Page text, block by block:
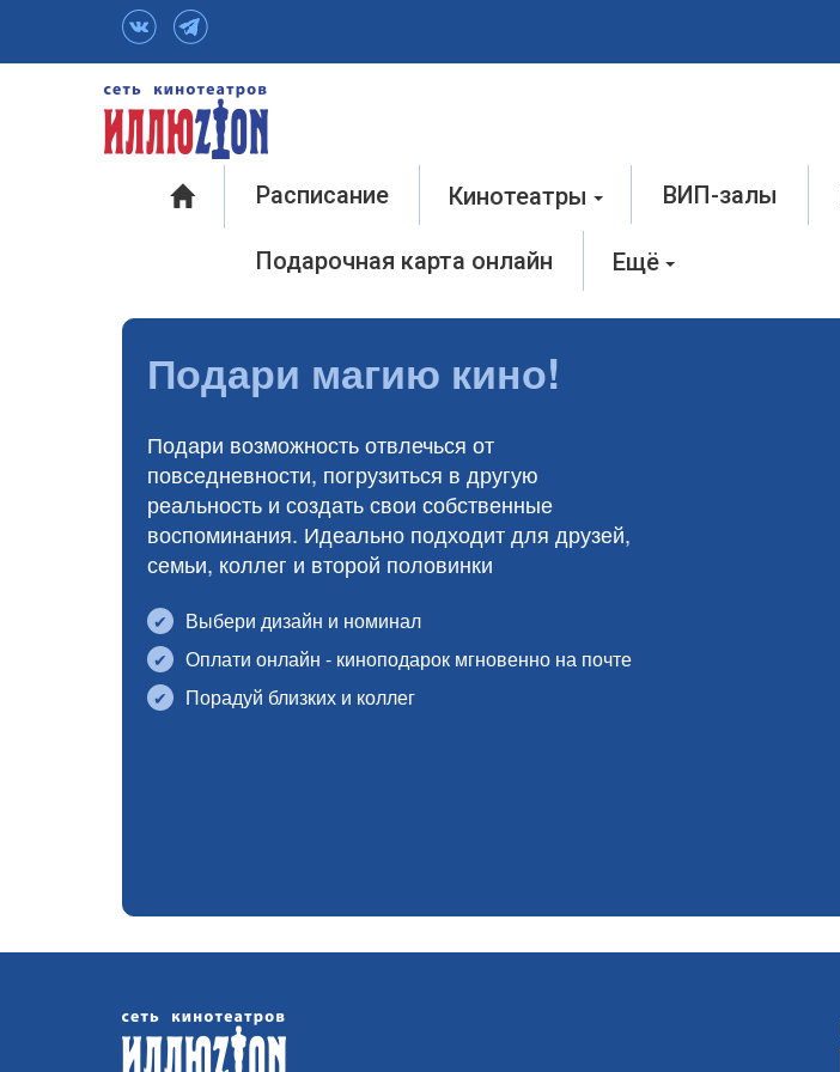
Расписание Кинотеатры ВИП-залы
Подарочная карта онлайн Ещё
Подари магию кино!
Подари возможность отвлечься от
повседневности, погрузиться в другую
реальность и создать свои собственные
воспоминания. Идеально подходит для друзей,
семьи, коллег и второй половинки
Выбери дизайн и номинал
Оплати онлайн - киноподарок мгновенно на почте
Порадуй близких и коллег